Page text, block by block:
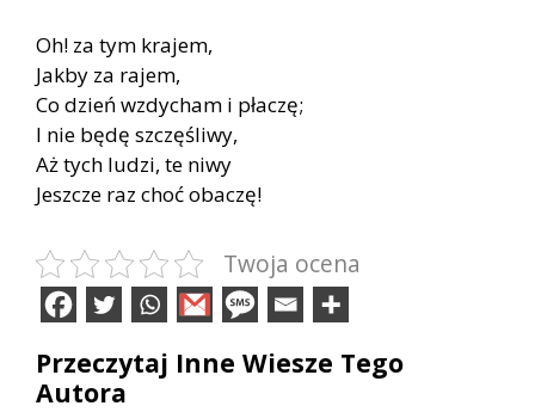
Oh! za tym krajem,
Jakby za rajem,
Co dzień wzdycham i płaczę;
I nie będę szczęśliwy,
Aż tych ludzi, te niwy
Jeszcze raz choć obaczę!
Twoja ocena
Przeczytaj Inne Wiesze Tego
Autora